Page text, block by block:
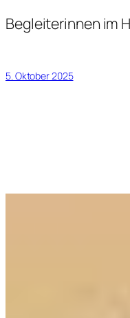
Begleiterinnen im
5. Oktober 2025